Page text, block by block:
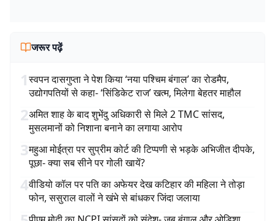
जरूर पढ़ें
1स्वपन दासगुप्ता ने पेश किया ‘नया पश्चिम बंगाल’ का रोडमैप,
उद्योगपतियों से कहा- ‘सिंडिकेट राज’ खत्म, मिलेगा बेहतर माहौल
2अमित शाह के बाद शुभेंदु अधिकारी से मिले 2 TMC सांसद,
मुसलमानों को निशाना बनाने का लगाया आरोप
3महुआ मोईत्रा पर सुप्रीम कोर्ट की टिप्पणी से भड़के अभिजीत दीपके,
पूछा- क्या सब सीने पर गोली खायें?
4वीडियो कॉल पर पति का अफेयर देख कटिहार की महिला ने तोड़ा
फोन, ससुराल वालों ने खंभे से बांधकर जिंदा जलाया